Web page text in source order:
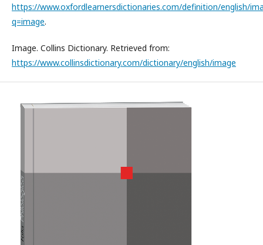
https://www.oxfordlearnersdictionaries.com/definition/english/
q=image.
Image. Collins Dictionary. Retrieved from:
https://www.collinsdictionary.com/dictionary/english/image